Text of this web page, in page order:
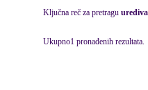
Ključna reč za pretragu
Ukupno1 pronađenih rezultata.